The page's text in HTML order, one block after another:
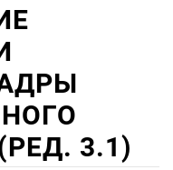
3.1)